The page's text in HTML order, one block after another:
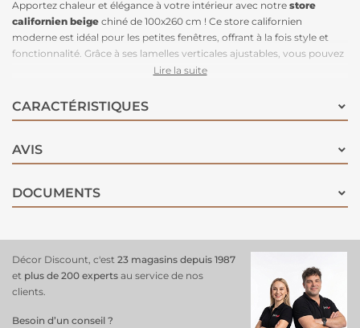
Apportez chaleur et élégance à votre intérieur avec notre store
californien beige chiné de 100x260 cm ! Ce store californien
moderne est idéal pour les petites fenêtres, offrant à la fois style et
fonctionnalité. Grâce à ses lamelles verticales ajustables, vous pouvez
naturelle selon vos envies, créant une
sophistiquée qui s’intègre parfaitement dans divers styles de
décoration, qu'ils soient contemporains ou classiques. Conçu à partir
étant facile à entretenir. Pour maintenir son allure, découvrez nos
conseils pratiques sur comment nettoyer unstore californienavec
transformez votre espace en un havre de paix chic et confortable,
Lire la suite
CARACTÉRISTIQUES
AVIS
DOCUMENTS
Décor Discount, c'est 23 magasins depuis 1987
et plus de 200 experts au service de nos
clients.
Besoin d’un conseil ?